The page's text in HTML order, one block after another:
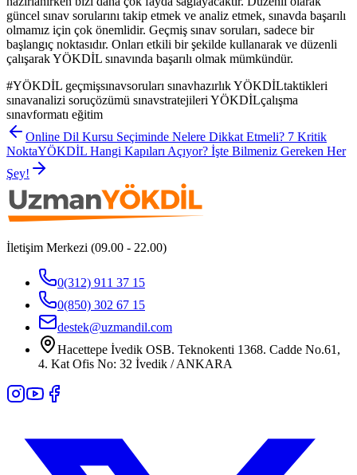
güncel sınav sorularını takip etmek ve analiz etmek, sınavda başarılı
olmamız için çok önemlidir. Geçmiş sınav soruları, sadece bir
başlangıç noktasıdır. Onları etkili bir şekilde kullanarak ve düzenli
çalışarak YÖKDİL sınavında başarılı olmak mümkündür.
#YÖKDİL geçmişsınavsoruları sınavhazırlık YÖKDİLtaktikleri
sınavanalizi soruçözümü sınavstratejileri YÖKDİLçalışma
sınavformatı eğitim
Online Dil Kursu Seçiminde Nelere Dikkat Etmeli? 7 Kritik
NoktaYÖKDİL Hangi Kapıları Açıyor? İşte Bilmeniz Gereken Her
Şey!
İletişim Merkezi (09.00 - 22.00)
0(312) 911 37 15
0(850) 302 67 15
destek@uzmandil.com
Hacettepe İvedik OSB. Teknokenti 1368. Cadde No.61,
4. Kat Ofis No: 32 İvedik / ANKARA